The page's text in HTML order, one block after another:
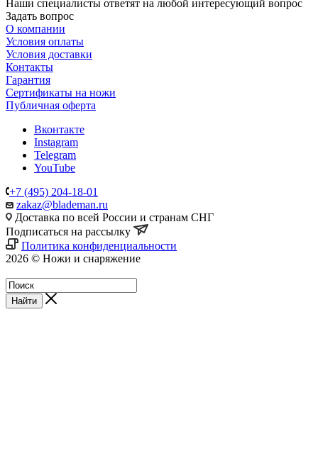
Наши специалисты ответят на любой интересующий вопрос
Задать вопрос
О компании
Условия оплаты
Условия доставки
Контакты
Гарантия
Сертификаты на ножи
Публичная оферта
Вконтакте
Instagram
Telegram
YouTube
+7 (495) 204-18-01
zakaz@blademan.ru
Доставка по всей России и странам СНГ
Подписаться на рассылку
Политика конфиденциальности
2026 © Ножи и снаряжение
Найти